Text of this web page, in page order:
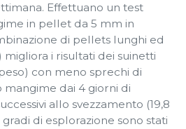
Effettuano un test
in pellet da 5 mm in
di pellets lunghi ed
migliora i risultati dei suinetti
con meno sprechi di
mangime dai 4 giorni di
allo svezzamento (19,8
di esplorazione sono stati